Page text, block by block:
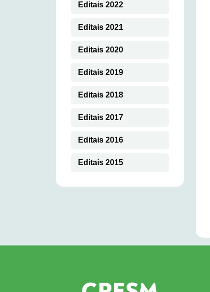
Editais 2022
Editais 2021
Editais 2020
Editais 2019
Editais 2018
Editais 2017
Editais 2016
Editais 2015